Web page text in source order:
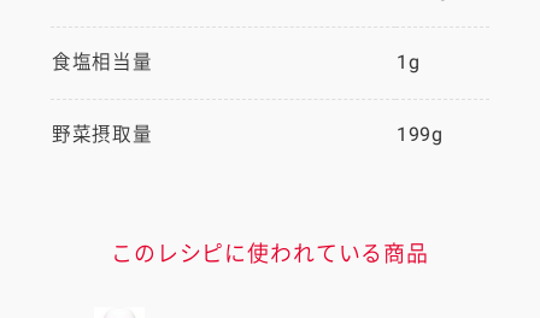
食塩相当量 1g
野菜摂取量 199g
このレシピに使われている商品